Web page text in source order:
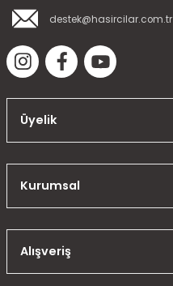
destek@hasircilar.com.tr
Üyelik
Kurumsal
Alışveriş